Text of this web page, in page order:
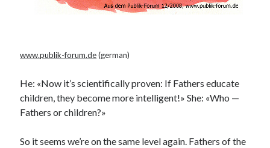
www.publik-forum.de(german)
He: «Now it’s scientifically proven: If Fathers educate
children, they become more intelligent!» She: «Who —
Fathers or children?»
So it seems we’re on the same level again. Fathers of the